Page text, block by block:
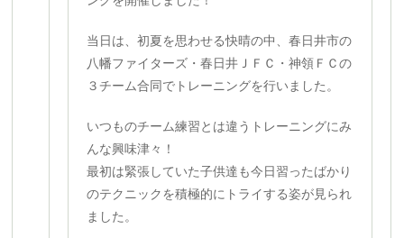
当日は、初夏を思わせる快晴の中、春日井市の
八幡ファイターズ・春日井ＪＦＣ・神領ＦＣの
３チーム合同でトレーニングを行いました。
いつものチーム練習とは違うトレーニングにみ
んな興味津々！
最初は緊張していた子供達も今日習ったばかり
のテクニックを積極的にトライする姿が見られ
ました。